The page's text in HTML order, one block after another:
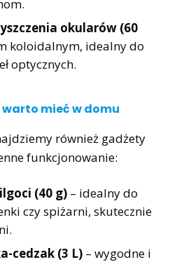
okularów (60
koloidalnym, idealny do
optycznych.
mieć w domu
również gadżety
funkcjonowanie:
(40 g)– idealny do
czy spiżarni, skutecznie
cedzak (3 L)– wygodne i